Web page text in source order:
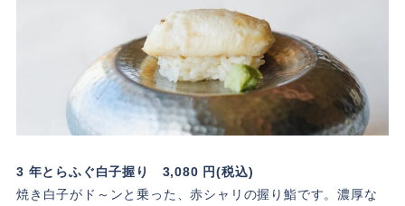
3 年とらふぐ白子握り 3,080 円(税込)
焼き白子がド～ンと乗った、赤シャリの握り鮨です。濃厚な